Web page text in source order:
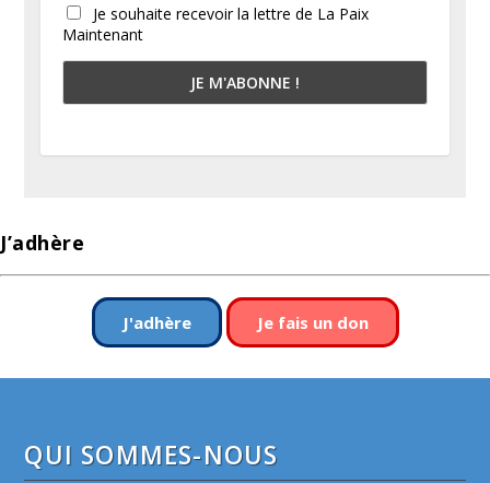
Je souhaite recevoir la lettre de La Paix
Maintenant
J’adhère
J'adhère Je fais un don
QUI SOMMES-NOUS